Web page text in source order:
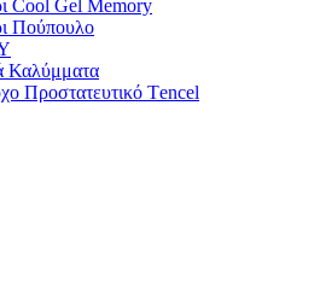
Cool Gel Memory
Πούπουλο
Καλύμματα
Προστατευτικό Τencel